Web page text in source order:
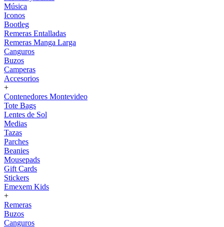
Música
Iconos
Bootleg
Remeras Entalladas
Remeras Manga Larga
Canguros
Buzos
Camperas
Accesorios
+
Contenedores Montevideo
Tote Bags
Lentes de Sol
Medias
Tazas
Parches
Beanies
Mousepads
Gift Cards
Stickers
Emexem Kids
+
Remeras
Buzos
Canguros